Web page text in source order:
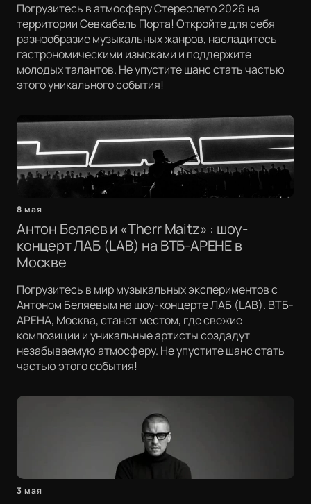
Погрузитесь в атмосферу Стереолето 2026 на
территории Севкабель Порта! Откройте для себя
разнообразие музыкальных жанров, насладитесь
гастрономическими изысками и поддержите
молодых талантов. Не упустите шанс стать частью
этого уникального события!
8 мая
Антон Беляев и «Therr Maitz» : шоу-
концерт ЛАБ (LAB) на ВТБ-АРЕНЕ в
Москве
Погрузитесь в мир музыкальных экспериментов с
Антоном Беляевым на шоу-концерте ЛАБ (LAB). ВТБ-
АРЕНА, Москва, станет местом, где свежие
композиции и уникальные артисты создадут
незабываемую атмосферу. Не упустите шанс стать
частью этого события!
3 мая